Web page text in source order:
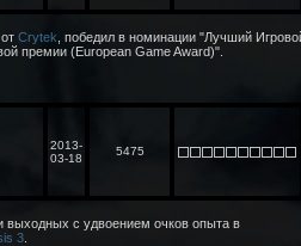
Crytek , победил в номинации "Лучший
премии (European Game Award)".
2013-
03-18
5475
выходных с удвоением очков опыта в
3